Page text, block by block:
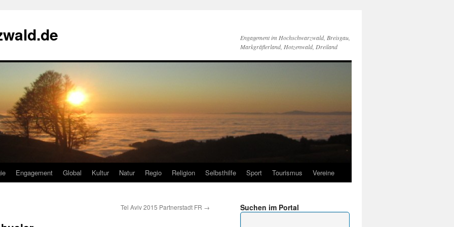
Engagement im Hochschwarzwald, Breisgau,
Markgräflerland, Hotzenwald, Dreiland
Engagement Global Kultur Natur Regio Religion Selbsthilfe Sport Tourismus Vereine
Tel Aviv 2015 Partnerstadt FR → Suchen im Portal